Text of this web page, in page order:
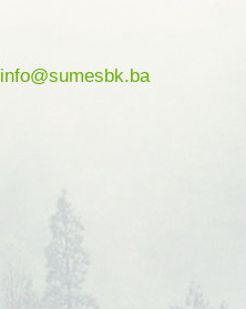
info@sumesbk.ba